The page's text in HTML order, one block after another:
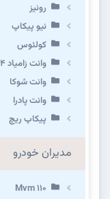
رونیز
نیو پیکاپ
كولئوس
وانت زامیاد Z24
وانت شوکا
وانت پادرا
پیکاپ ریچ
مدیران خودرو
Mvm 110